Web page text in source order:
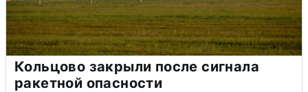
Кольцово закрыли после сигнала
ракетной опасности